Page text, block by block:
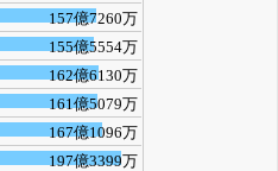
157億7260万
155億5554万
162億6130万
161億5079万
167億1096万
197億3399万